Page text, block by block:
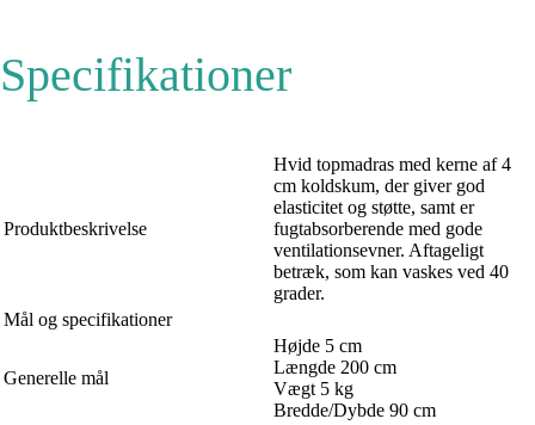
Specifikationer
Produktbeskrivelse
Hvid topmadras med kerne af 4
cm koldskum, der giver god
elasticitet og støtte, samt er
fugtabsorberende med gode
ventilationsevner. Aftageligt
betræk, som kan vaskes ved 40
grader.
Mål og specifikationer
Generelle mål
Højde 5 cm
Længde 200 cm
Vægt 5 kg
Bredde/Dybde 90 cm